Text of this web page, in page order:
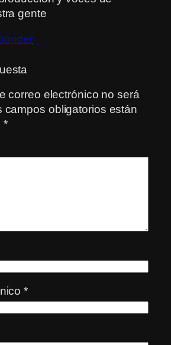
gente
correo electrónico no será
campos obligatorios están
*
*